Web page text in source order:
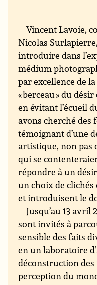
Vincent Lavoie,
Nicolas
introduire dans
médium
par excellence de
« berceau » du
en évitant l’écueil
avons cherché des
témoignant d’une
artistique, non pas
qui se
répondre à un
un choix de
et introduisent le
Jusqu’au 13 avril
sont invités à
sensible des faits
en un laboratoire
déconstruction
perception du